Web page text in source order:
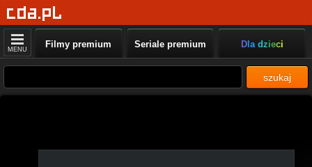
MENU Filmy premium Seriale premium Dla dzieci
szukaj